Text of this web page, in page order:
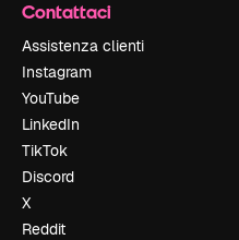
Contattaci
Assistenza clienti
Instagram
YouTube
LinkedIn
TikTok
Discord
X
Reddit